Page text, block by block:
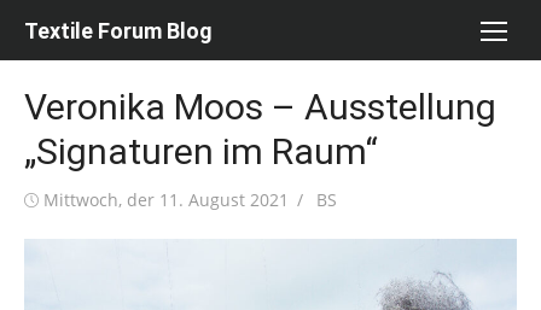
Textile Forum Blog
Veronika Moos – Ausstellung
„Signaturen im Raum“
Posted
Mittwoch, der 11. August 2021 Author
BS